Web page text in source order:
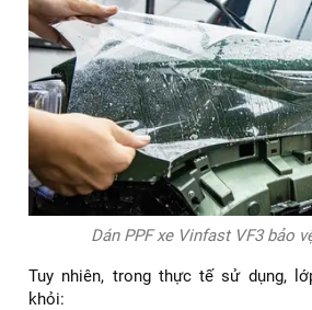
Dán PPF xe Vinfast VF3 bảo
Tuy nhiên, trong thực tế sử dụng,
khỏi: